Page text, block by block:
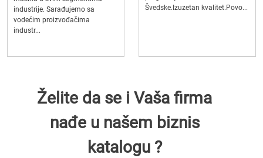
industrije. Sarađujemo sa
vodećim proizvođačima
industr...
Švedske.Izuzetan kvalitet.Povo...
Želite da se i Vaša firma
nađe u našem biznis
katalogu ?